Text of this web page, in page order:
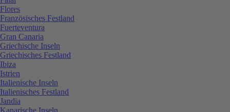
Flores
Französisches Festland
Fuerteventura
Gran Canaria
Griechische Inseln
Griechisches Festland
Ibiza
Istrien
Italienische Inseln
Italienisches Festland
Jandia
Kanarische Inseln